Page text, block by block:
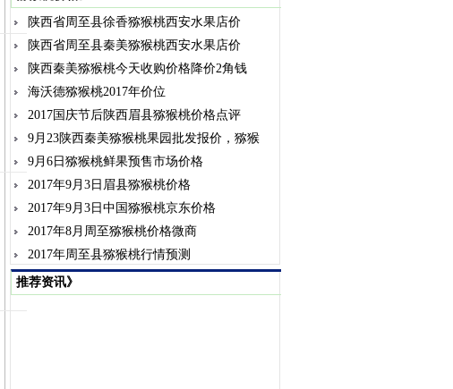
陕西省周至县徐香猕猴桃西安水果店价
陕西省周至县秦美猕猴桃西安水果店价
陕西秦美猕猴桃今天收购价格降价2角钱
海沃德猕猴桃2017年价位
2017国庆节后陕西眉县猕猴桃价格点评
9月23陕西秦美猕猴桃果园批发报价，猕猴
9月6日猕猴桃鲜果预售市场价格
2017年9月3日眉县猕猴桃价格
2017年9月3日中国猕猴桃京东价格
2017年8月周至猕猴桃价格微商
2017年周至县猕猴桃行情预测
推荐资讯》